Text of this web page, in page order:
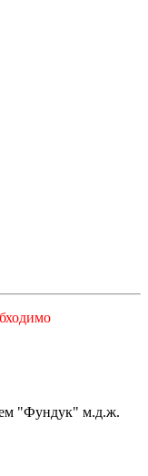
"Фундук" м.д.ж.